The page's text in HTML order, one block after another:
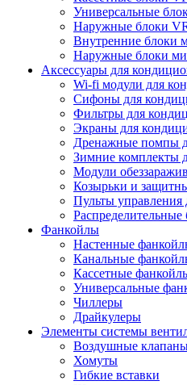
Универсальные
Наружные блоки
Внутренние блоки
Наружные блоки
Аксессуары для
Wi-fi модули для
Сифоны для
Фильтры для
Экраны для
Дренажные помпы
Зимние комплекты
Модули
Козырьки и
Пульты управления
Распределительные
Фанкойлы
Настенные
Канальные
Кассетные
Универсальные
Чиллеры
Драйкулеры
Элементы системы
Воздушные
Хомуты
Гибкие вставки